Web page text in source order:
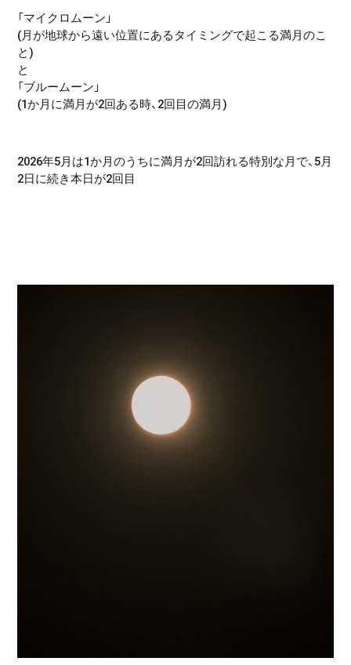
「マイクロムーン」
(月が地球から遠い位置にあるタイミングで起こる満月のこ
と)
と
「ブルームーン」
(1か月に満月が2回ある時、2回目の満月)
2026年5月は1か月のうちに満月が2回訪れる特別な月で、5月
2日に続き本日が2回目